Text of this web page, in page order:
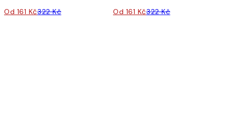
Od 161 Kč322 Kč Od 161 Kč322 Kč